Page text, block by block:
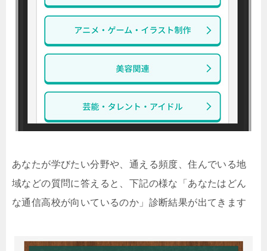
あなたが学びたい分野や、通える頻度、住んでいる地
域などの質問に答えると、下記の様な「あなたはどん
な通信高校が向いているのか」診断結果が出てきます